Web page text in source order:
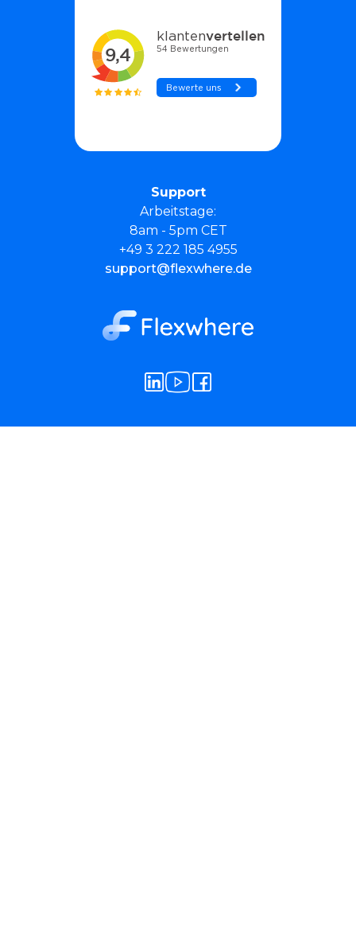
Support
Arbeitstage:
8am - 5pm CET
+49 3 222 185 4955
support@flexwhere.de